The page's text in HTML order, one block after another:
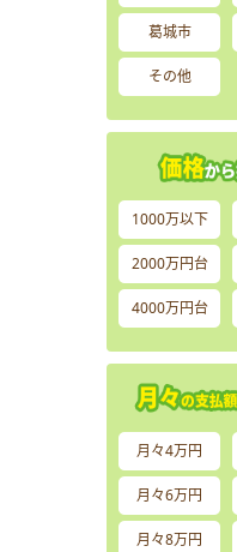
葛城市
その他
1000万以下
2000万円台
4000万円台
月々4万円
月々6万円
月々8万円